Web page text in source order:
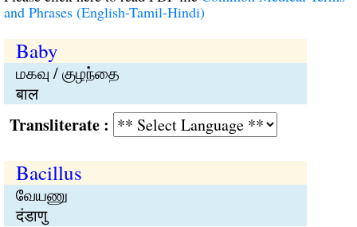
and Phrases (English-Tamil-Hindi)
Baby
மகவு / குழந்தை
बाल
:
Bacillus
வேயணு
दंडाणु